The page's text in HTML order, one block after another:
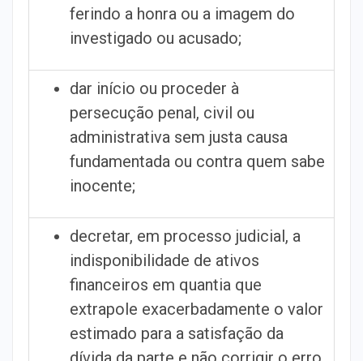
ferindo a honra ou a imagem do
investigado ou acusado;
dar início ou proceder à
persecução penal, civil ou
administrativa sem justa causa
fundamentada ou contra quem sabe
inocente;
decretar, em processo judicial, a
indisponibilidade de ativos
financeiros em quantia que
extrapole exacerbadamente o valor
estimado para a satisfação da